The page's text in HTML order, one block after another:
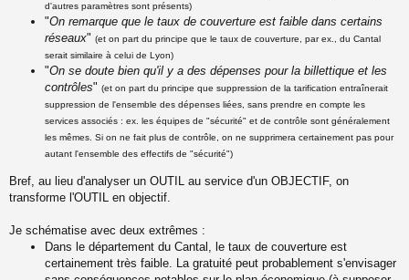
d'autres paramètres sont présents)
"On remarque que le taux de couverture est faible dans certains
réseaux" (et on part du principe que le taux de couverture, par ex., du Cantal
serait similaire à celui de Lyon)
"On se doute bien qu'il y a des dépenses pour la billettique et les
contrôles" (et on part du principe que suppression de la tarification entraînerait
suppression de l'ensemble des dépenses liées, sans prendre en compte les
services associés : ex. les équipes de "sécurité" et de contrôle sont généralement
les mêmes. Si on ne fait plus de contrôle, on ne supprimera certainement pas pour
autant l'ensemble des effectifs de "sécurité")
Bref, au lieu d'analyser un OUTIL au service d'un OBJECTIF, on
transforme l'OUTIL en objectif.
Je schématise avec deux extrêmes :
Dans le département du Cantal, le taux de couverture est
certainement très faible. La gratuité peut probablement s'envisager